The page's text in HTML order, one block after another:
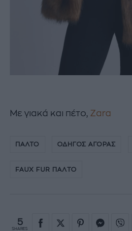
Mε γιακά και πέτο, Zara
ΠΑΛΤΟ ΟΔΗΓΟΣ ΑΓΟΡΑΣ
FAUX FUR ΠΑΛΤΟ
5
SHARES